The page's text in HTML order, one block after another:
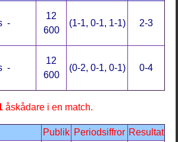
-
12
600
(1-1, 0-1, 1-1) 2-3
-
12
600
(0-2, 0-1, 0-1) 0-4
åskådare i en match.
Publik Periodsiffror Resultat